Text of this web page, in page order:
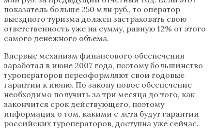
показатель больше 250 млн руб., то оператор
выездного туризма должен застраховать свою
ответственность уже на сумму, равную 12% от этого
самого денежного объема.
Впервые механизм финансового обеспечения
заработал в июне 2007 года, поэтому большинство
туроператоров переоформляют свои годовые
гарантии к июню. По закону новое обеспечение
необходимо получить за три месяца до того, как
закончится срок действующего, поэтому
информация о том, какими с лета будут гарантии
российских туроператоров, доступна уже сейчас.